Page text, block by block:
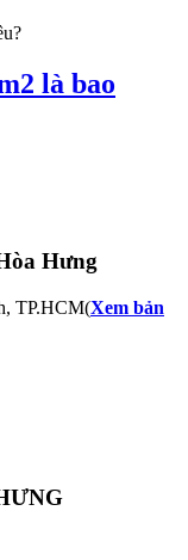
là bao
Hưng
TP.HCM(Xem bản